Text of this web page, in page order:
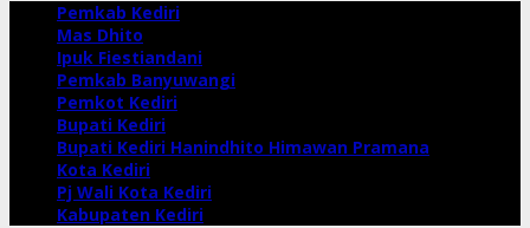
Pemkab Kediri
Mas Dhito
Ipuk Fiestiandani
Pemkab Banyuwangi
Pemkot Kediri
Bupati Kediri
Bupati Kediri Hanindhito Himawan Pramana
Kota Kediri
Pj Wali Kota Kediri
Kabupaten Kediri